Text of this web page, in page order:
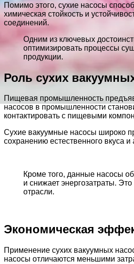
Помимо этого, сухие насосы
химическая стойкость и
соединений.
Одним из ключевых
оптимизировать процессы
продукции.
Роль сухих
Пищевая промышленность
насосов в промышленности
контактировать с пищевыми
Сухие вакуумные насосы широко
сохранению естественного вкуса
Кроме того, данные насосы
и снижает энергозатраты.
отрасли.
Экономическая
Применение сухих вакуумных
насосы отличаются меньшими